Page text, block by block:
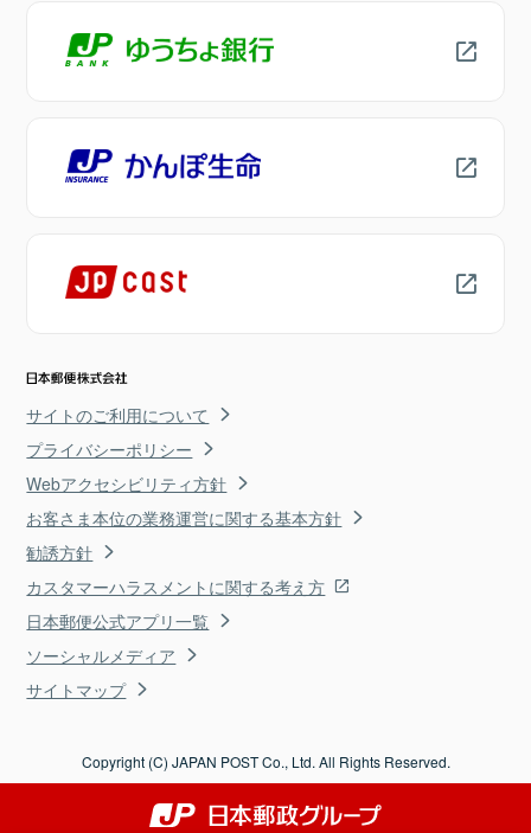
サイトのご利用について
プライバシーポリシー
Webアクセシビリティ方針
お客さま本位の業務運営に関する基本方針
勧誘方針
カスタマーハラスメントに関する考え方
日本郵便公式アプリ一覧
ソーシャルメディア
サイトマップ
Copyright (C) JAPAN POST Co., Ltd. All Rights Reserved.